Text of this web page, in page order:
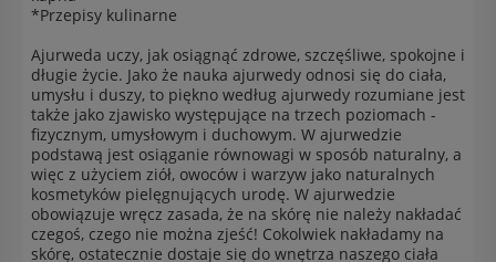
*Przepisy kulinarne
Ajurweda uczy, jak osiągnąć zdrowe, szczęśliwe, spokojne i
długie życie. Jako że nauka ajurwedy odnosi się do ciała,
umysłu i duszy, to piękno według ajurwedy rozumiane jest
także jako zjawisko występujące na trzech poziomach -
fizycznym, umysłowym i duchowym. W ajurwedzie
podstawą jest osiąganie równowagi w sposób naturalny, a
więc z użyciem ziół, owoców i warzyw jako naturalnych
kosmetyków pielęgnujących urodę. W ajurwedzie
obowiązuje wręcz zasada, że na skórę nie należy nakładać
czegoś, czego nie można zjeść! Cokolwiek nakładamy na
skórę, ostatecznie dostaje się do wnętrza naszego ciała